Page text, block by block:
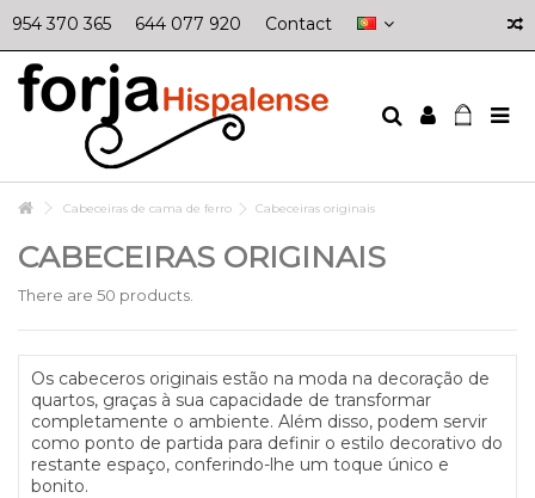
954 370 365 644 077 920 Contact
Cabeceiras de cama de ferro Cabeceiras originais
CABECEIRAS ORIGINAIS
There are 50 products.
Os cabeceros originais estão na moda na decoração de
quartos, graças à sua capacidade de transformar
completamente o ambiente. Além disso, podem servir
como ponto de partida para definir o estilo decorativo do
restante espaço, conferindo-lhe um toque único e
bonito.